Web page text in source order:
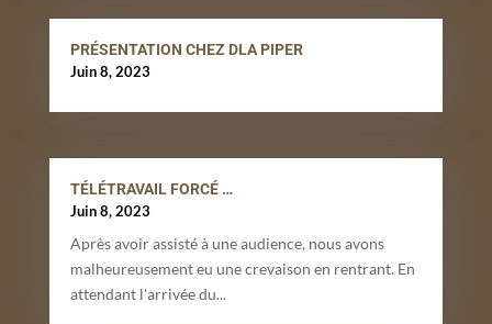
PRÉSENTATION CHEZ DLA PIPER
Juin 8, 2023
TÉLÉTRAVAIL FORCÉ …
Juin 8, 2023
Après avoir assisté à une audience, nous avons
malheureusement eu une crevaison en rentrant. En
attendant l'arrivée du...